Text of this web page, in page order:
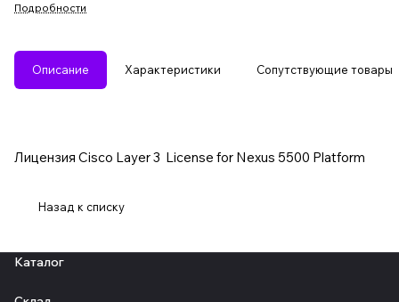
Подробности
Описание Характеристики Сопутствующие товары
Лицензия Cisco Layer 3 License for Nexus 5500 Platform
Назад к списку
Каталог